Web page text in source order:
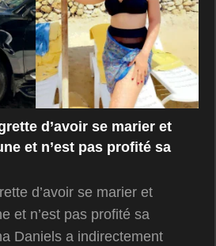
d’avoir se marier et
et n’est pas profité sa
d’avoir se marier et
et n’est pas profité sa
Daniels a indirectement